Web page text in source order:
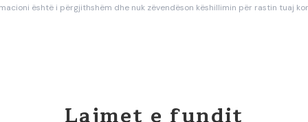
është i përgjithshëm dhe nuk zëvendëson këshillimin për rastin tuaj